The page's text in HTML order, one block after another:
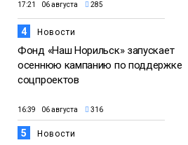
17:21 06 августа 285
4 Новости
Фонд «Наш Норильск» запускает
осеннюю кампанию по поддержке
соцпроектов
16:39 06 августа 316
5 Новости